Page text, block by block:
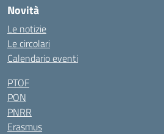
Novità
Le notizie
Le circolari
Calendario eventi
PTOF
PON
PNRR
Erasmus